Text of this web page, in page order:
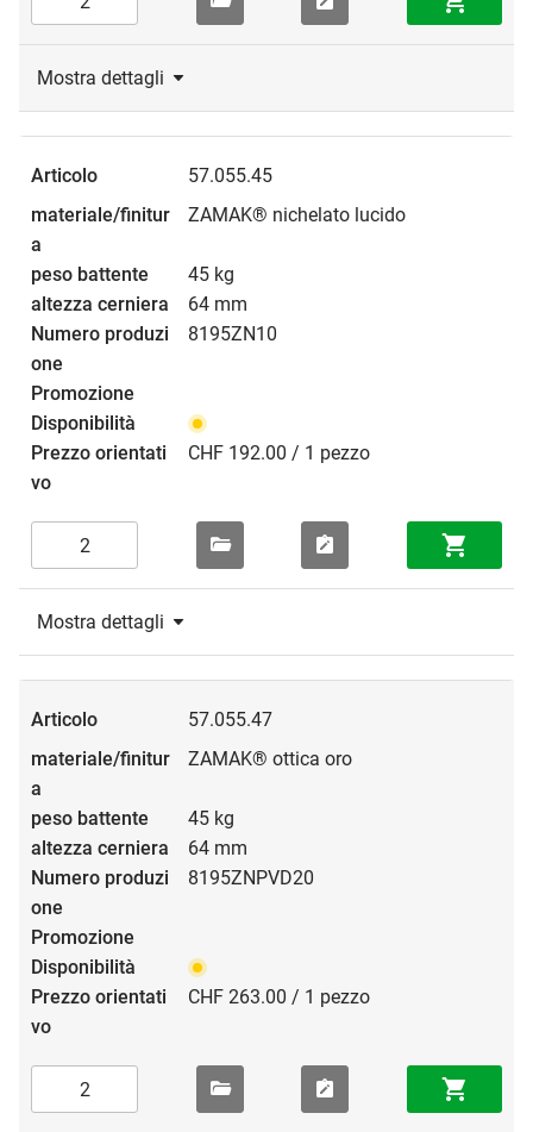
Mostra dettagli
57.055.45
ZAMAK® nichelato lucido
45 kg
64 mm
8195ZN10
CHF 192.00 / 1 pezzo
Mostra dettagli
57.055.47
ZAMAK® ottica oro
45 kg
64 mm
8195ZNPVD20
CHF 263.00 / 1 pezzo